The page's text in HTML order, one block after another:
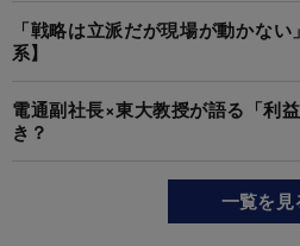
「戦略は立派だが現場が動かな
系】
電通副社長×東大教授が語る「利
き？
一覧を見